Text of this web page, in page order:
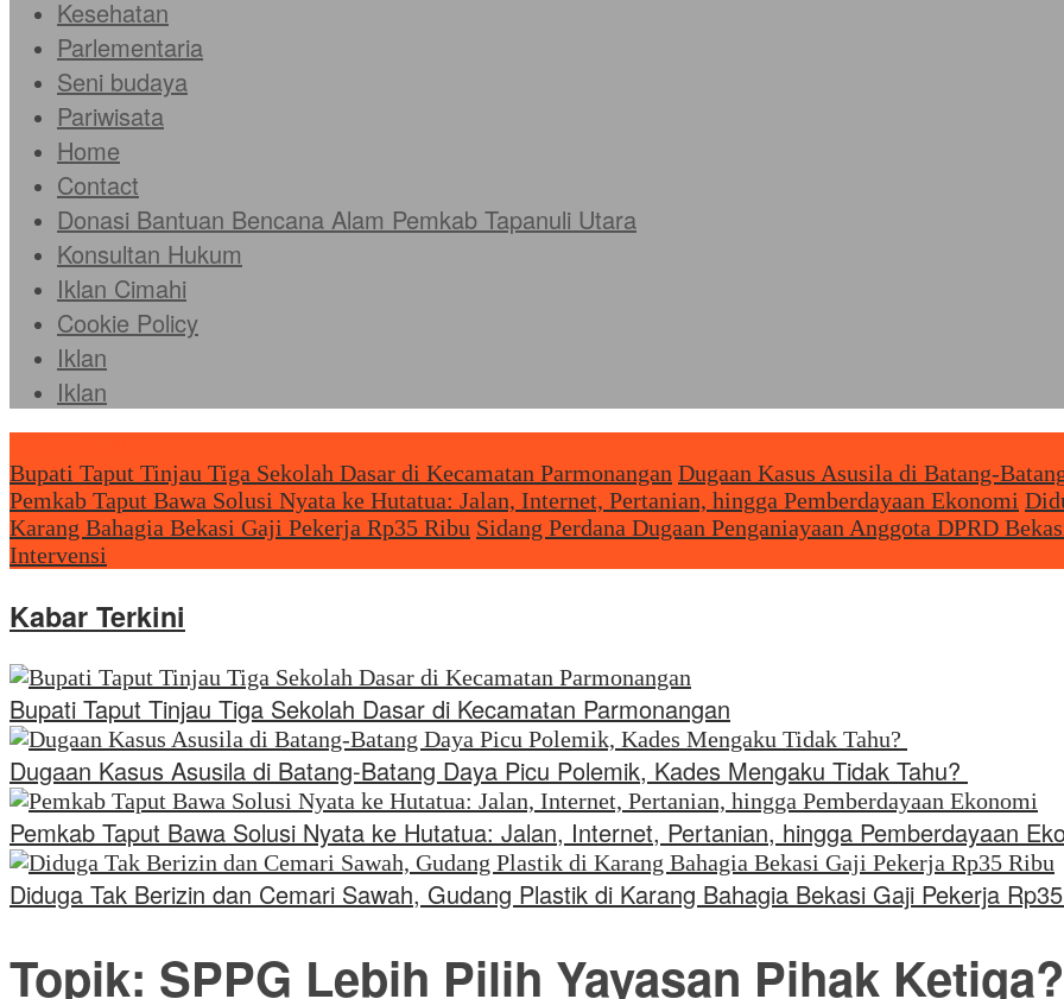
Kesehatan
Parlementaria
Seni budaya
Pariwisata
Home
Contact
Donasi Bantuan Bencana Alam Pemkab Tapanuli Utara
Konsultan Hukum
Iklan Cimahi
Cookie Policy
Iklan
Iklan
Bupati Taput Tinjau Tiga Sekolah Dasar di Kecamatan Parmonangan Dugaan Kasus Asusila di Batang-
Pemkab Taput Bawa Solusi Nyata ke Hutatua: Jalan, Internet, Pertanian, hingga Pemberdayaan Ekonomi
Karang Bahagia Bekasi Gaji Pekerja Rp35 Ribu Sidang Perdana Dugaan Penganiayaan Anggota DPRD
Intervensi
Kabar Terkini
Bupati Taput Tinjau Tiga Sekolah Dasar di Kecamatan Parmonangan
Dugaan Kasus Asusila di Batang-Batang Daya Picu Polemik, Kades Mengaku Tidak Tahu?
Pemkab Taput Bawa Solusi Nyata ke Hutatua: Jalan, Internet, Pertanian, hingga Pemberdayaan
Diduga Tak Berizin dan Cemari Sawah, Gudang Plastik di Karang Bahagia Bekasi Gaji Pekerja
Topik: SPPG Lebih Pilih Yayasan Pihak Ketiga?